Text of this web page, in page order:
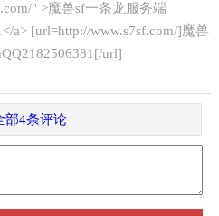
" >魔兽sf一条龙服务端
a> [url=http://www.s7sf.com/]魔兽
url]
部4条评论